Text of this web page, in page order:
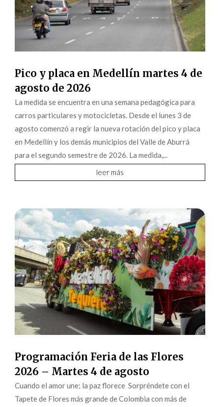
Pico y placa en Medellín martes 4 de
agosto de 2026
La medida se encuentra en una semana pedagógica para
carros particulares y motocicletas. Desde el lunes 3 de
agosto comenzó a regir la nueva rotación del pico y placa
en Medellín y los demás municipios del Valle de Aburrá
para el segundo semestre de 2026. La medida,...
leer más
Programación Feria de las Flores
2026 – Martes 4 de agosto
Cuando el amor une; la paz florece Sorpréndete con el
Tapete de Flores más grande de Colombia con más de